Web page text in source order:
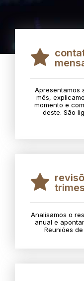
Apresentamos
mês,
momento e
deste. São
Analisamos o
anual e
Reuniões